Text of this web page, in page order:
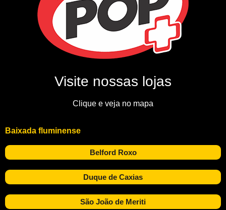
Visite nossas lojas
Clique e veja no mapa
Baixada fluminense
Belford Roxo
Duque de Caxias
São João de Meriti